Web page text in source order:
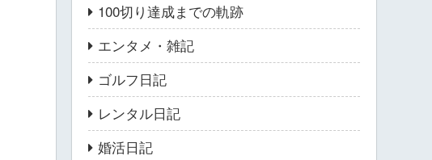
100切り達成までの軌跡
エンタメ・雑記
ゴルフ日記
レンタル日記
婚活日記